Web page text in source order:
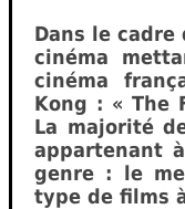
Dans le
cinéma
cinéma
Kong : « The
La majorité
appartenant
genre : le
type de films